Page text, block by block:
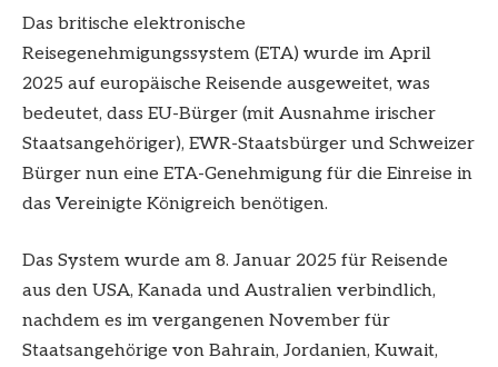
Das britische elektronische
Reisegenehmigungssystem (ETA) wurde im April
2025 auf europäische Reisende ausgeweitet, was
bedeutet, dass EU-Bürger (mit Ausnahme irischer
Staatsangehöriger), EWR-Staatsbürger und Schweizer
Bürger nun eine ETA-Genehmigung für die Einreise in
das Vereinigte Königreich benötigen.
Das System wurde am 8. Januar 2025 für Reisende
aus den USA, Kanada und Australien verbindlich,
nachdem es im vergangenen November für
Staatsangehörige von Bahrain, Jordanien, Kuwait,